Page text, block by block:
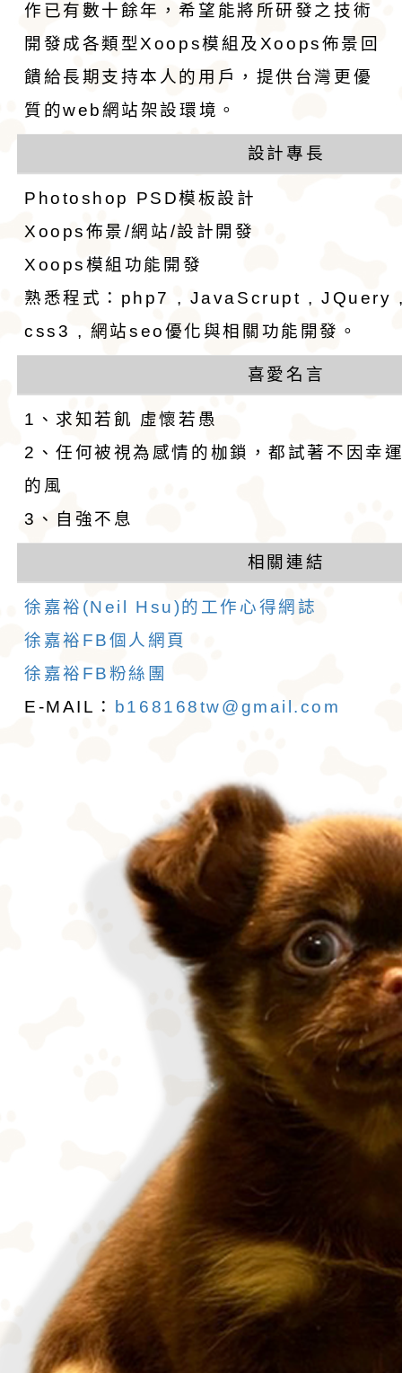
愛。吉娃娃犬犬不僅
小型玩具犬，同時也
犬的狩獵與防範本能
似梗類犬的氣質。
后阿德麗娜‧芭蒂（
Patti），後者對外
娃娃成為家喻戶曉的
作已有數十餘年，希望能將所研發之技術
開發成各類型Xoops模組及Xoops佈景回
饋給長期支持本人的用戶，提供台灣更優
質的web網站架設環境。
設計專長
Photoshop PSD模板設計
Xoops佈景/網站/設計開發
Xoops模組功能開發
熟悉程式：php7 , JavaScrupt ,
css3 , 網站seo優化與相關功能開發。
喜愛名言
1、求知若飢 虛懷若愚
2、任何被視為感情的枷鎖，都試著不因幸
的風
3、自強不息
相關連結
徐嘉裕(Neil Hsu)的工作心得網誌
徐嘉裕FB個人網頁
徐嘉裕FB粉絲團
E-MAIL： b168168tw@gmail.com